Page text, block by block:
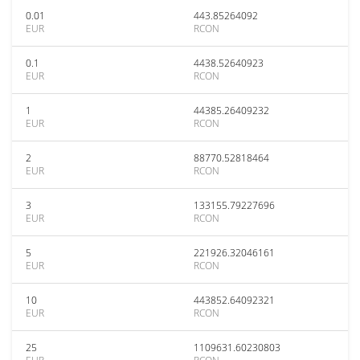
0.01
EUR
443.85264092
RCON
0.1
EUR
4438.52640923
RCON
1
EUR
44385.26409232
RCON
2
EUR
88770.52818464
RCON
3
EUR
133155.79227696
RCON
5
EUR
221926.32046161
RCON
10
EUR
443852.64092321
RCON
25
1109631.60230803